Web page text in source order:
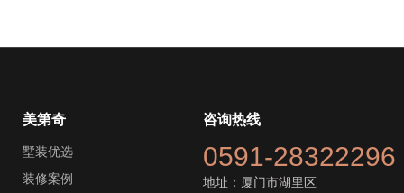
美第奇
墅装优选
装修案例
咨询热线
0591-28322296
地址：厦门市湖里区